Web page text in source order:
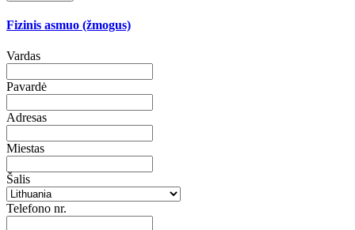
Fizinis asmuo (žmogus)
Vardas
Pavardė
Adresas
Miestas
Šalis
Telefono nr.